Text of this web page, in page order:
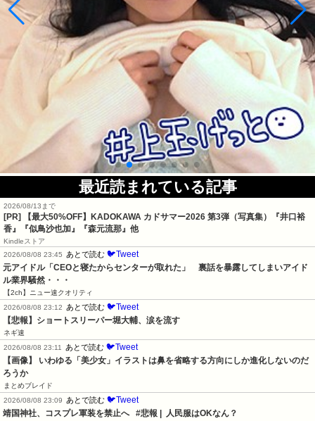
最近読まれている記事
2026/08/13まで
[PR]
【最大50%OFF】KADOKAWA カドサマー2026 第3弾（写真集）『井口裕
香』『似鳥沙也加』『森元流那』他
Kindleストア
2026/08/08 23:45
あとで読む 🐦Tweet
元アイドル「CEOと寝たからセンターが取れた」　裏話を暴露してしまいアイド
ル業界騒然・・・
【2ch】ニュー速クオリティ
2026/08/08 23:12
あとで読む 🐦Tweet
【悲報】ショートスリーパー堀大輔、涙を流す
ネギ速
2026/08/08 23:11
あとで読む 🐦Tweet
【画像】 いわゆる「美少女」イラストは鼻を省略する方向にしか進化しないのだ
ろうか
まとめブレイド
2026/08/08 23:09
あとで読む 🐦Tweet
靖国神社、コスプレ軍装を禁止へ   #悲報 |  人民服はOKなん？